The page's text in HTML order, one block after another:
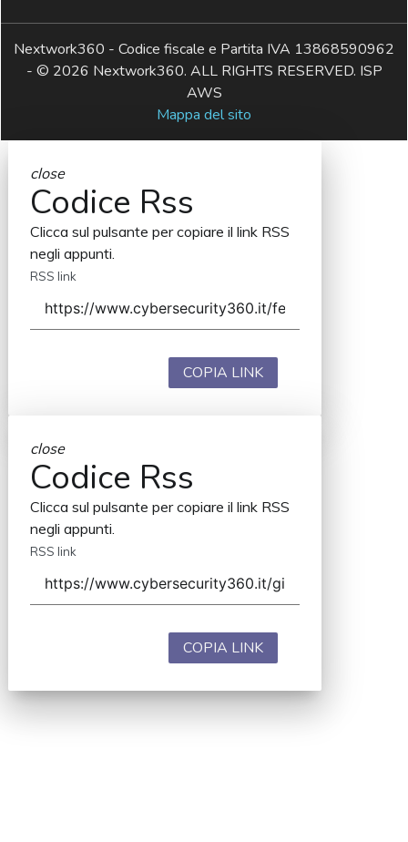
Nextwork360 - Codice fiscale e Partita IVA 13868590962
- © 2026 Nextwork360. ALL RIGHTS RESERVED. ISP
AWS
Mappa del sito
close
Codice Rss
Clicca sul pulsante per copiare il link RSS
negli appunti.
RSS link
COPIA LINK
close
Codice Rss
Clicca sul pulsante per copiare il link RSS
negli appunti.
RSS link
COPIA LINK